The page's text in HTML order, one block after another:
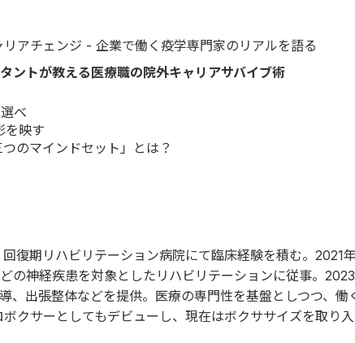
アチェンジ - 企業で働く疫学専門家のリアルを語る
ントが教える医療職の院外キャリアサバイブ術
べ
を映す
のマインドセット」とは？
復期リハビリテーション病院にて臨床経験を積む。2021
の神経疾患を対象としたリハビリテーションに従事。
、出張整体などを提供。医療の専門性を基盤としつつ、
クサーとしてもデビューし、現在はボクササイズを取り